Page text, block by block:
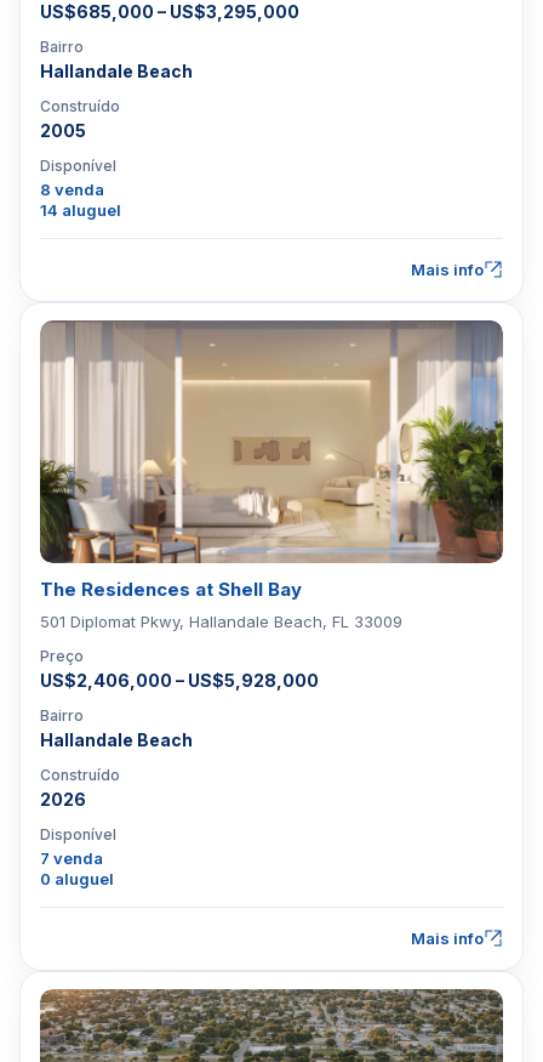
US$685,000 – US$3,295,000
Bairro
Hallandale Beach
Construído
2005
Disponível
8 venda
14 aluguel
Mais info
The Residences at Shell Bay
501 Diplomat Pkwy, Hallandale Beach, FL 33009
Preço
US$2,406,000 – US$5,928,000
Bairro
Hallandale Beach
Construído
2026
Disponível
7 venda
0 aluguel
Mais info